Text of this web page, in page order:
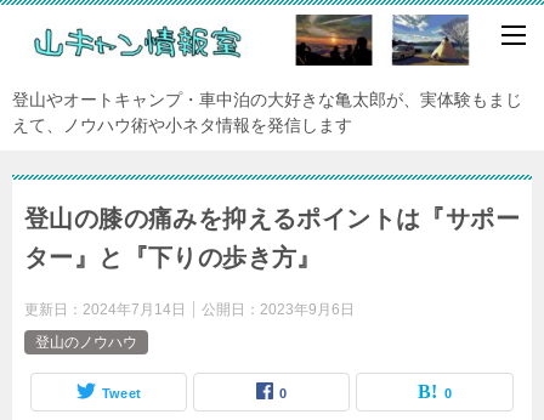
登山やオートキャンプ・車中泊の大好きな亀太郎が、実体験もまじ
えて、ノウハウ術や小ネタ情報を発信します
登山の膝の痛みを抑えるポイントは『サポー
ター』と『下りの歩き方』
更新日： 2024年7月14日 公開日： 2023年9月6日
登山のノウハウ
Tweet 0 0